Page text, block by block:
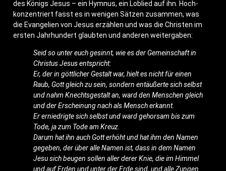
des Königs Jesus – ein Hym­nus, ein Lob­lied auf ihn. Hoch­
kon­zen­triert fasst es in weni­gen Sät­zen zusam­men, was
die Evan­ge­li­en von Jesus erzäh­len und was die Chris­ten im
ers­ten Jahr­hun­dert glaub­ten und ande­ren weitergaben:
Seid so unter euch gesinnt, wie es der Gemein­schaft in
Chris­tus Jesus entspricht:
Er, der in gött­li­cher Gestalt war, hielt es nicht für einen
Raub, Gott gleich zu sein, son­dern ent­äu­ßer­te sich selbst
und nahm Knechts­ge­stalt an, ward den Men­schen gleich
und der Erschei­nung nach als Mensch erkannt.
Er ernied­rig­te sich selbst und ward gehor­sam bis zum
Tode, ja zum Tode am Kreuz.
Dar­um hat ihn auch Gott erhöht und hat ihm den Namen
gege­ben, der über alle Namen ist, dass in dem Namen
Jesu sich beu­gen sol­len aller derer Knie, die im Him­mel
und auf Erden und unter der Erde sind, und alle Zun­gen